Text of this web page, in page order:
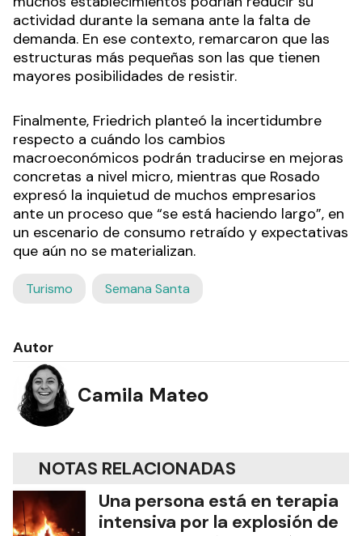
actividad durante la semana ante la falta de
demanda. En ese contexto, remarcaron que las
estructuras más pequeñas son las que tienen
mayores posibilidades de resistir.
Finalmente, Friedrich planteó la incertidumbre
respecto a cuándo los cambios
macroeconómicos podrán traducirse en mejoras
concretas a nivel micro, mientras que Rosado
expresó la inquietud de muchos empresarios
ante un proceso que “se está haciendo largo”, en
un escenario de consumo retraído y expectativas
que aún no se materializan.
Turismo Semana Santa
Autor
Camila Mateo
NOTAS RELACIONADAS
Una persona está en terapia
intensiva por la explosión de